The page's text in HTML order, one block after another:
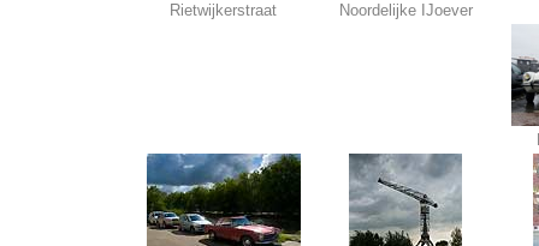
Rietwijkerstraat Noordelijke IJoever